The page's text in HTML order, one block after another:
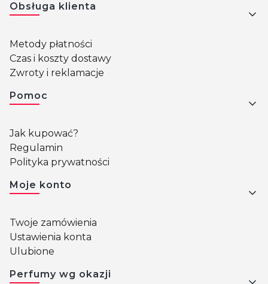
Obsługa klienta
Metody płatności
Czas i koszty dostawy
Zwroty i reklamacje
Pomoc
Jak kupować?
Regulamin
Polityka prywatności
Moje konto
Twoje zamówienia
Ustawienia konta
Ulubione
Perfumy wg okazji